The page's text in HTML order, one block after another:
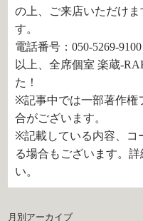
の上、ご来店いただけ
す。
電話番号：050-5269-9100
以上、全席個室 楽蔵
た！
※記事中では一部著作権
合がございます。
※記載している内容、コ
る場合もございます。
い。
月別アーカイブ